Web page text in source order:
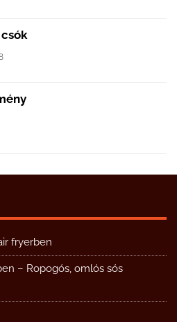
fryerben
– Ropogós, omlós sós